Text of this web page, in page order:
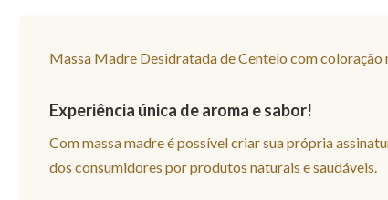
Massa Madre Desidratada de Centeio com
Experiência única de aroma e sabor!
Com massa madre é possível criar sua própria
dos consumidores por produtos naturais e saudáveis.